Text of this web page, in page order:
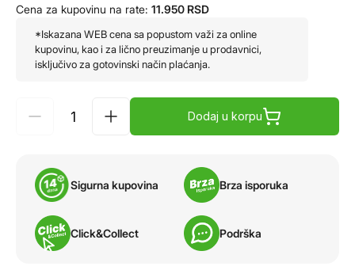
Cena za kupovinu na rate: 11.950 RSD
*Iskazana WEB cena sa popustom važi za online
kupovinu, kao i za lično preuzimanje u prodavnici,
isključivo za gotovinski način plaćanja.
Dodaj u korpu
Sigurna kupovina Brza isporuka
Click&Collect Podrška